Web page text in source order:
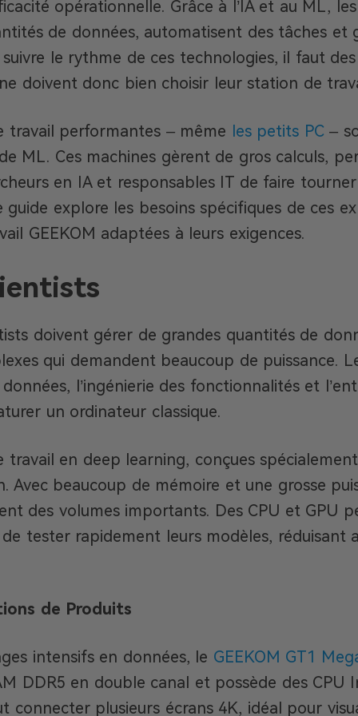
opérationnelle. Grâce à l’IA et au ML,
de données, automatisent des tâches et
suivre le rythme de ces technologies, il faut
doivent donc bien choisir leur station de
travail performantes – même les petits PC –
ML. Ces machines gèrent de gros calculs,
en IA et responsables IT de faire
guide explore les besoins spécifiques de ces
GEEKOM adaptées à leurs exigences.
doivent gérer de grandes quantités de
qui demandent beaucoup de puissance.
l’ingénierie des fonctionnalités et
un ordinateur classique.
travail en deep learning, conçues
Avec beaucoup de mémoire et une grosse
des volumes importants. Des CPU et GPU
tester rapidement leurs modèles, réduisant
de Produits
intensifs en données, le GEEKOM GT1
DDR5 en double canal et possède des CPU
connecter plusieurs écrans 4K, idéal pour